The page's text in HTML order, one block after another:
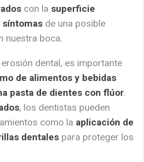
con la superficie
síntomas de una posible
nuestra boca.
erosión dental, es importante
de alimentos y bebidas
pasta de dientes con flúor.
, los dentistas pueden
como la aplicación de
dentales para proteger los